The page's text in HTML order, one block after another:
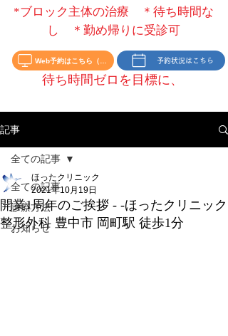
*ブロック主体の治療 ＊待ち時間な
し ＊勤め帰りに受診可
予約状況はこちら
待ち時間ゼロ を目標に、
記事
全ての記事
診療方法
お知らせ
全ての記事
開業1周年のご挨拶 - -ほったクリニック
整形外科 豊中市 岡町駅 徒歩1分
ほったクリニック
2021年10月19日